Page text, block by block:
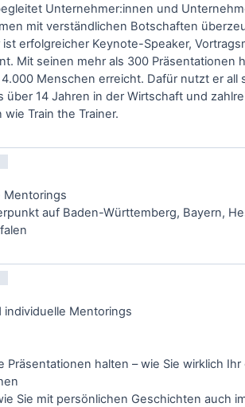
Unternehmer:innen und
mit verständlichen Botschaften
ist erfolgreicher Keynote-Speaker,
Mit seinen mehr als 300 Präsentationen
Menschen erreicht. Dafür nutzt er all
über 14 Jahren in der Wirtschaft und
Train the Trainer.
Mentorings
auf Baden-Württemberg, Bayern,
individuelle Mentorings
Präsentationen halten – wie Sie wirklich
Sie mit persönlichen Geschichten auch